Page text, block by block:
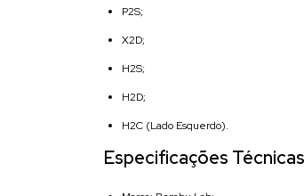
P2S;
X2D;
H2S;
H2D;
H2C (Lado Esquerdo).
Especificações